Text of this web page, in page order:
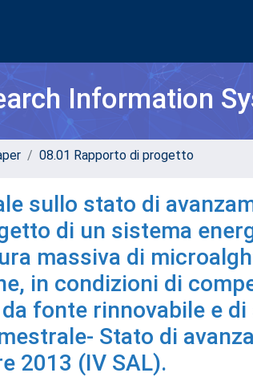
Information
08.01 Rapporto di progetto
sullo stato di
di un sistema
massiva di
in condizioni di
fonte rinnovabile e
Stato di
2013 (IV SAL).